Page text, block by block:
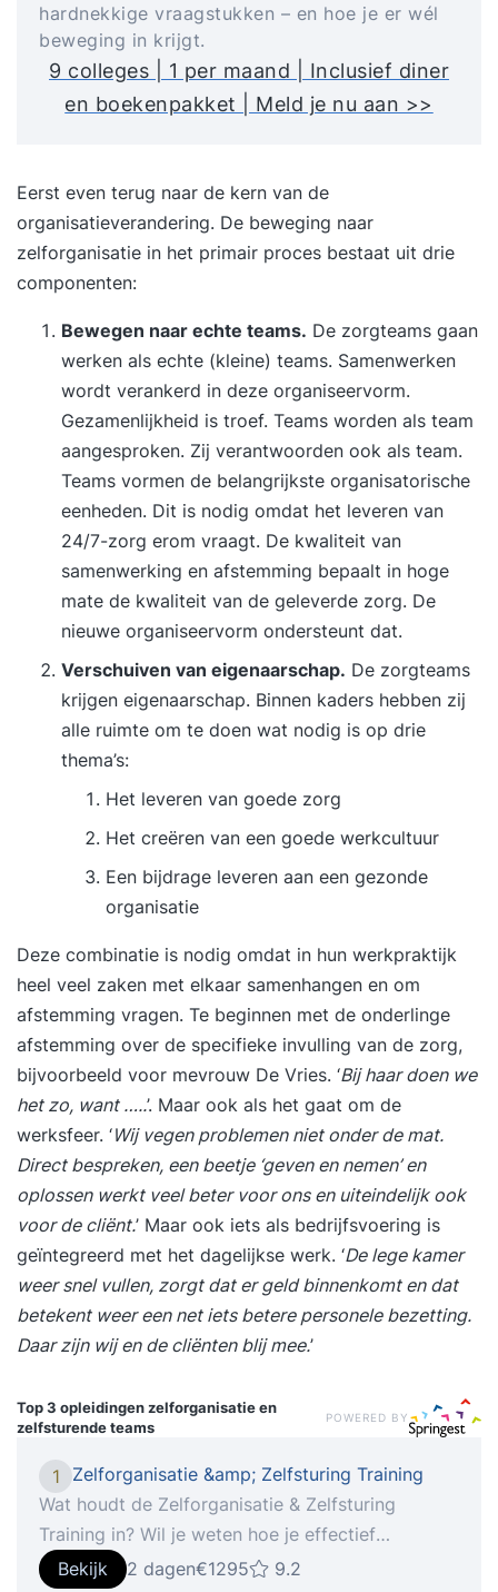
hardnekkige vraagstukken – en hoe je er wél
beweging in krijgt.
9 colleges | 1 per maand | Inclusief diner
en boekenpakket | Meld je nu aan >>
Eerst even terug naar de kern van de
organisatieverandering. De beweging naar
zelforganisatie in het primair proces bestaat uit drie
componenten:
Bewegen naar echte teams. De zorgteams gaan
werken als echte (kleine) teams. Samenwerken
wordt verankerd in deze organiseervorm.
Gezamenlijkheid is troef. Teams worden als team
aangesproken. Zij verantwoorden ook als team.
Teams vormen de belangrijkste organisatorische
eenheden. Dit is nodig omdat het leveren van
24/7-zorg erom vraagt. De kwaliteit van
samenwerking en afstemming bepaalt in hoge
mate de kwaliteit van de geleverde zorg. De
nieuwe organiseervorm ondersteunt dat.
Verschuiven van eigenaarschap. De zorgteams
krijgen eigenaarschap. Binnen kaders hebben zij
alle ruimte om te doen wat nodig is op drie
thema’s:
Het leveren van goede zorg
Het creëren van een goede werkcultuur
Een bijdrage leveren aan een gezonde
organisatie
Deze combinatie is nodig omdat in hun werkpraktijk
heel veel zaken met elkaar samenhangen en om
afstemming vragen. Te beginnen met de onderlinge
afstemming over de specifieke invulling van de zorg,
bijvoorbeeld voor mevrouw De Vries. ‘Bij haar doen we
het zo, want …..’. Maar ook als het gaat om de
werksfeer. ‘Wij vegen problemen niet onder de mat.
Direct bespreken, een beetje ‘geven en nemen’ en
oplossen werkt veel beter voor ons en uiteindelijk ook
voor de cliënt.’ Maar ook iets als bedrijfsvoering is
geïntegreerd met het dagelijkse werk. ‘De lege kamer
weer snel vullen, zorgt dat er geld binnenkomt en dat
betekent weer een net iets betere personele bezetting.
Daar zijn wij en de cliënten blij mee.’
Top 3 opleidingenzelforganisatie en
zelfsturende teams
POWERED BY
1
Zelforganisatie &amp; Zelfsturing Training
Wat houdt de Zelforganisatie & Zelfsturing
Training in? Wil je weten hoe je effectief
zelforganiserende of zelfsturende teams
Bekijk 2 dagen€1295 9.2